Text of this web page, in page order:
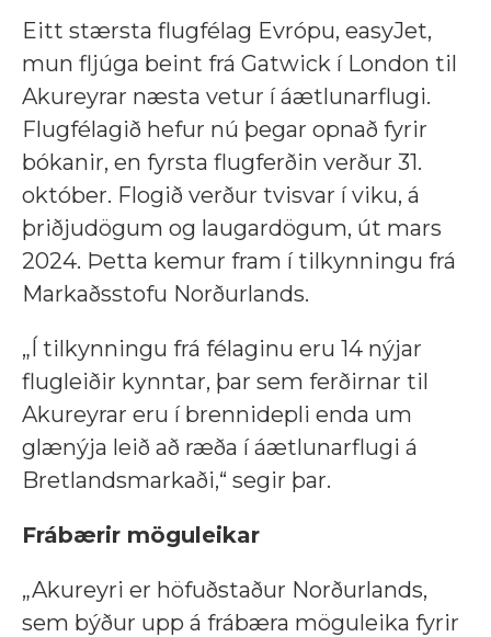
Eitt stærsta flugfélag Evrópu, easyJet,
mun fljúga beint frá Gatwick í London til
Akureyrar næsta vetur í áætlunarflugi.
Flugfélagið hefur nú þegar opnað fyrir
bókanir, en fyrsta flugferðin verður 31.
október. Flogið verður tvisvar í viku, á
þriðjudögum og laugardögum, út mars
2024. Þetta kemur fram í tilkynningu frá
Markaðsstofu Norðurlands.
„Í tilkynningu frá félaginu eru 14 nýjar
flugleiðir kynntar, þar sem ferðirnar til
Akureyrar eru í brennidepli enda um
glænýja leið að ræða í áætlunarflugi á
Bretlandsmarkaði,“ segir þar.
Frábærir möguleikar
„Akureyri er höfuðstaður Norðurlands,
sem býður upp á frábæra möguleika fyrir